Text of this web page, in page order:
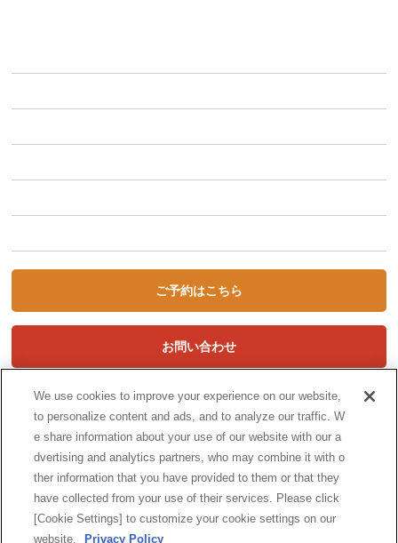
ご予約はこちら
お問い合わせ
We use cookies to improve your experience on our website,
to personalize content and ads, and to analyze our traffic. W
e share information about your use of our website with our a
dvertising and analytics partners, who may combine it with o
ther information that you have provided to them or that they
have collected from your use of their services. Please click
[Cookie Settings] to customize your cookie settings on our
website.
Privacy Policy